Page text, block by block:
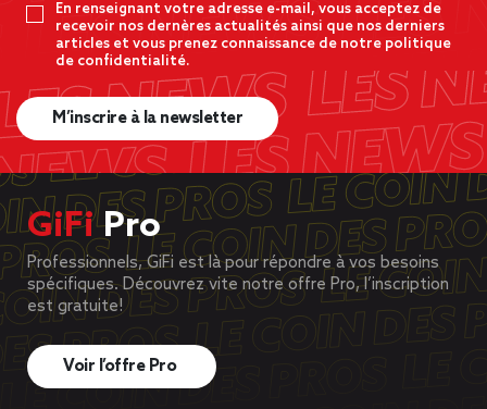
En renseignant votre adresse e-mail, vous acceptez de
recevoir nos dernères actualités ainsi que nos derniers
articles et vous prenez connaissance de notre politique
de confidentialité.
M’inscrire à la newsletter
GiFiPro
Professionnels, GiFi est là pour répondre à vos besoins
spécifiques. Découvrez vite notre offre Pro, l’inscription
est gratuite!
Voir l’offre Pro